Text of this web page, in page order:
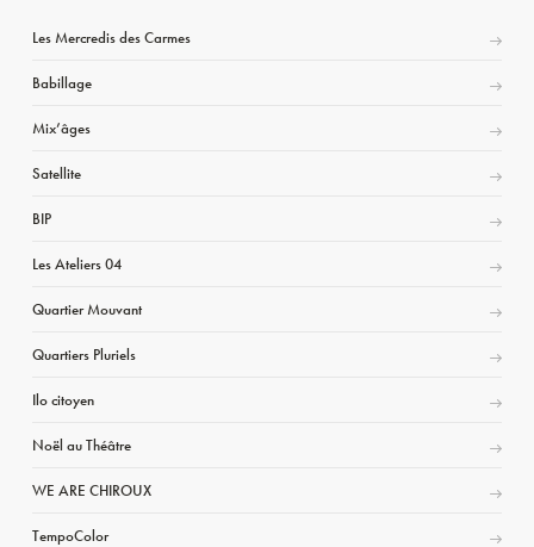
Les Mercredis des Carmes
Babillage
Mix’âges
Satellite
BIP
Les Ateliers 04
Quartier Mouvant
Quartiers Pluriels
Ilo citoyen
Noël au Théâtre
WE ARE CHIROUX
TempoColor